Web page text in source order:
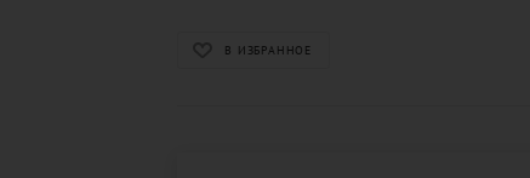
В ИЗБРАННОЕ